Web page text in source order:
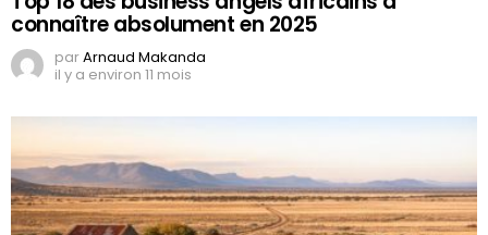
connaître absolument en 2025
parArnaud Makanda
il y a environ 11 mois